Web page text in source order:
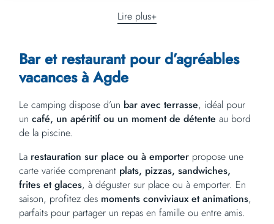
Lire plus
Bar et restaurant pour d’agréables
vacances à Agde
Le camping dispose d’un bar avec terrasse, idéal pour
uncafé, un apéritif ou un moment de détente au bord
de la piscine.
La restauration sur place ou à emporter propose une
carte variée comprenant plats, pizzas, sandwiches,
frites et glaces, à déguster sur place ou à emporter. En
saison, profitez des moments conviviaux et animations,
parfaits pour partager un repas en famille ou entre amis.